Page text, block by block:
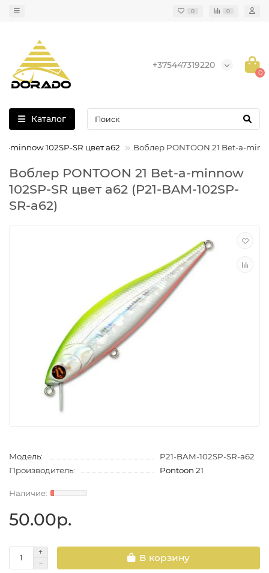
0 0
+375447319220
0
Каталог
minnow 102SP-SR цвет a62 Воблер PONTOON 21 Bet-a-
Воблер PONTOON 21 Bet-a-minnow
102SP-SR цвет a62 (P21-BAM-102SP-
SR-a62)
Модель:
P21-BAM-102SP-SR-a62
Производитель:
Pontoon 21
50.00р.
В корзину